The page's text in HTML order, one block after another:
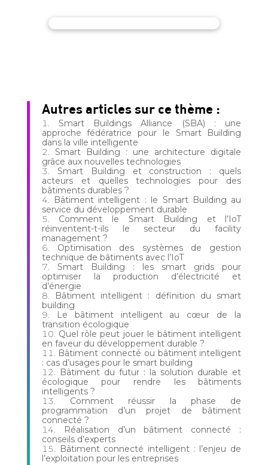
Autres articles sur ce thème :
Smart Buildings Alliance (SBA) : une
approche fédératrice pour le Smart Building
dans la ville intelligente
Smart Building : une architecture digitale
grâce aux nouvelles technologies
Smart Building et construction : quels
acteurs et quelles technologies pour des
bâtiments durables ?
Bâtiment intelligent : le Smart Building au
service du développement durable
Comment le Smart Building et l’IoT
réinventent-t-ils le secteur du facility
management ?
Optimisation des systèmes de gestion
technique de bâtiments avec l’IoT
Smart Building : les smart grids pour
optimiser la production d’électricité et
d’énergie
Bâtiment intelligent : définition du smart
building
Le bâtiment intelligent au cœur de la
transition écologique
Quel rôle peut jouer le bâtiment intelligent
en faveur du développement durable ?
Bâtiment connecté ou bâtiment intelligent
: cas d’usages pour le smart building
Bâtiment du futur : la solution durable et
écologique pour rendre les bâtiments
intelligents ?
Comment réussir la phase de
programmation d’un projet de bâtiment
connecté ?
Réalisation d’un bâtiment connecté :
conseils d’experts
Bâtiment connecté intelligent : l’enjeu de
l’exploitation pour les entreprises